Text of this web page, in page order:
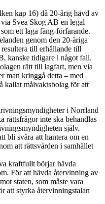
kap 16) då 20-årig hävd av
Svea Skog AB en legal
ett laga fång-förfarande.
genom den 20-åriga
till erhållande till
kanske tidigare i något fall.
rätt till lagfart, men via
man kringgå detta – med
kallat målvaktsbolag för att
i Norrland
rättsfrågor inte ska behandlas
själv.
bli svåra att hantera om en
att rättsvården i samhället
kraftfullt börjar hävda
För att hävda återvinning av
staten, som måste vara
att styrka återvinningstalan